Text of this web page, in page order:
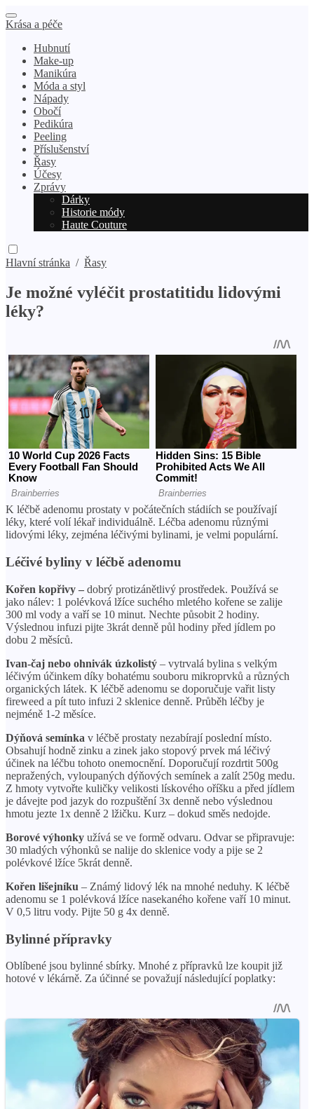
Krása a péče
Hubnutí
Make-up
Manikúra
Móda a styl
Nápady
Obočí
Pedikúra
Peeling
Příslušenství
Řasy
Účesy
Zprávy
Dárky
Historie módy
Haute Couture
Hlavní stránka / Řasy
Je možné vyléčit prostatitidu lidovými
léky?
K léčbě adenomu prostaty v počátečních stádiích se používají
léky, které volí lékař individuálně. Léčba adenomu různými
lidovými léky, zejména léčivými bylinami, je velmi populární.
Léčivé byliny v léčbě adenomu
Kořen kopřivy – dobrý protizánětlivý prostředek. Používá se
jako nálev: 1 polévková lžíce suchého mletého kořene se zalije
300 ml vody a vaří se 10 minut. Nechte působit 2 hodiny.
Výslednou infuzi pijte 3krát denně půl hodiny před jídlem po
dobu 2 měsíců.
Ivan-čaj nebo ohnivák úzkolistý – vytrvalá bylina s velkým
léčivým účinkem díky bohatému souboru mikroprvků a různých
organických látek. K léčbě adenomu se doporučuje vařit listy
fireweed a pít tuto infuzi 2 sklenice denně. Průběh léčby je
nejméně 1-2 měsíce.
Dýňová semínka v léčbě prostaty nezabírají poslední místo.
Obsahují hodně zinku a zinek jako stopový prvek má léčivý
účinek na léčbu tohoto onemocnění. Doporučují rozdrtit 500g
nepražených, vyloupaných dýňových semínek a zalít 250g medu.
Z hmoty vytvořte kuličky velikosti lískového oříšku a před jídlem
je dávejte pod jazyk do rozpuštění 3x denně nebo výslednou
hmotu jezte 1x denně 2 lžičku. Kurz – dokud směs nedojde.
Borové výhonky užívá se ve formě odvaru. Odvar se připravuje:
30 mladých výhonků se nalije do sklenice vody a pije se 2
polévkové lžíce 5krát denně.
Kořen lišejníku – Známý lidový lék na mnohé neduhy. K léčbě
adenomu se 1 polévková lžíce nasekaného kořene vaří 10 minut.
V 0,5 litru vody. Pijte 50 g 4x denně.
Bylinné přípravky
Oblíbené jsou bylinné sbírky. Mnohé z přípravků lze koupit již
hotové v lékárně. Za účinné se považují následující poplatky: